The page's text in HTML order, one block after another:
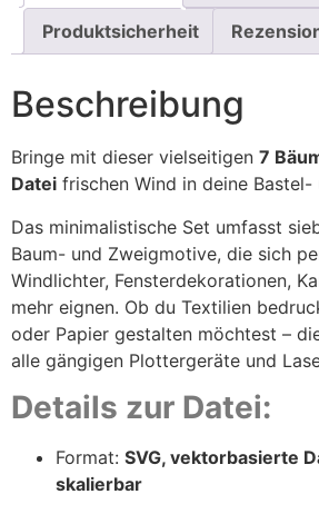
Produktsicherheit
Beschreibung
Bringe mit dieser vielseitigen 7
Datei frischen Wind in deine
Das minimalistische Set umfasst
Baum- und Zweigmotive, die sich
Windlichter, Fensterdekorationen,
mehr eignen. Ob du Textilien
oder Papier gestalten möchtest –
alle gängigen Plottergeräte und
Details zur Datei:
Format: SVG, vektorbasierte
skalierbar